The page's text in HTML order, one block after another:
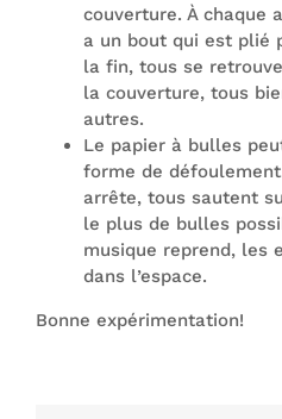
couverture. À chaque
a un bout qui est plié
la fin, tous se
la couverture, tous
autres.
Le papier à bulles
forme de
arrête, tous sautent
le plus de bulles
musique reprend, les
dans l’espace.
Bonne expérimentation!